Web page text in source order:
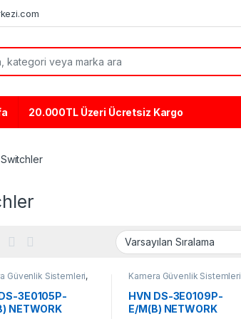
20.000TL Üzeri Ücretsiz Kargo
Switchler
Güvenlik Sistemleri,
3E0105P-
NETWORK
Kamera Güvenlik Sistemleri
HVN DS-3E0109P-
E/M(B) NETWORK